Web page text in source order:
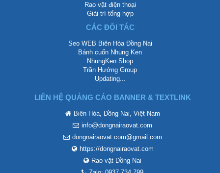
Rao vặt điện thoại
Giải trí tổng hợp
CÁC ĐỐI TÁC
Seo WEB Biên Hòa Đồng Nai
Bánh cuốn Nhung Ken
NhungKen Shop
Trần Hướng Group
Updating...
LIÊN HỆ QUẢNG CÁO BANNER & TEXTLINK
Biên Hòa, Đồng Nai, Việt Nam
info@dongnairaovat.com
dongnairaovat.com@gmail.com
https://dongnairaovat.com
Rao vặt Đồng Nai